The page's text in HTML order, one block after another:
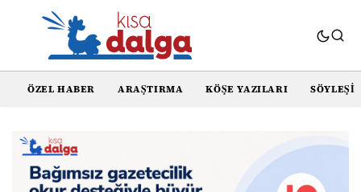
ÖZEL HABER ARAŞTIRMA KÖŞE YAZILARI SÖYLEŞI